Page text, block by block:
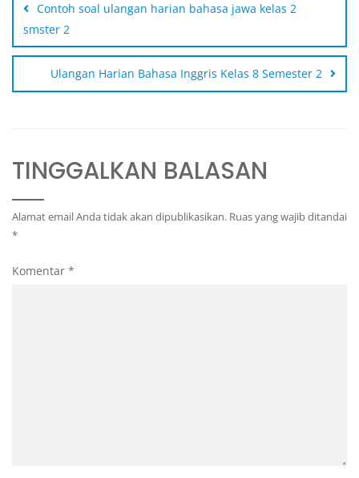
Contoh soal ulangan harian bahasa jawa kelas 2
smster 2
Ulangan Harian Bahasa Inggris Kelas 8 Semester 2
TINGGALKAN BALASAN
Alamat email Anda tidak akan dipublikasikan. Ruas yang wajib ditandai
*
Komentar *